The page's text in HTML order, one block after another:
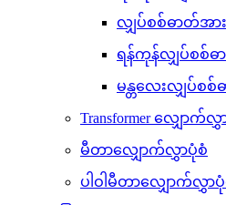
လျှပ်စစ်ဓာတ်အား
ရန်ကုန်လျှပ်စစ်ဓာ
မန္တလေးလျှပ်စစ်
Transformer လျှောက်လွှ
မီတာလျှောက်လွှာပုံစံ
ပါဝါမီတာလျှောက်လွှာ